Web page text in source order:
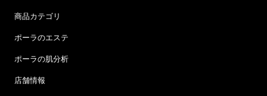
商品カテゴリ
ポーラのエステ
ポーラの肌分析
店舗情報